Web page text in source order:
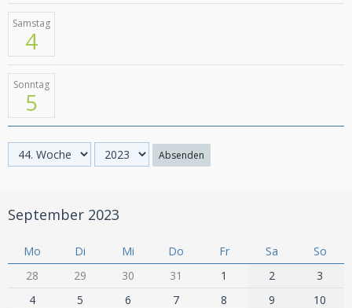
Samstag
4
Sonntag
5
Absenden
September 2023
Mo Di Mi Do Fr Sa
So
28
29 30 31 1 2
3
4
5 6 7 8 9
10